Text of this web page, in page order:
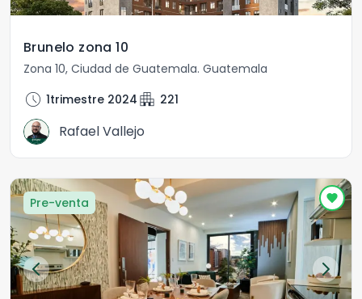
Brunelo zona 10
Zona 10, Ciudad de Guatemala. Guatemala
schedule 1trimestre 2024 apartment 221
Rafael Vallejo
Pre-venta